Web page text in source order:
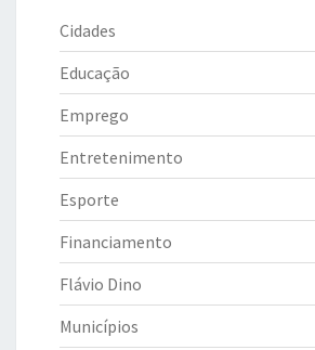
Cidades
Educação
Emprego
Entretenimento
Esporte
Financiamento
Flávio Dino
Municípios